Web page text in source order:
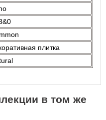
плитка
в том же